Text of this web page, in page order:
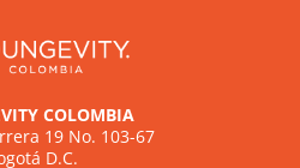
COLOMBIA
19 No. 103-67
D.C.